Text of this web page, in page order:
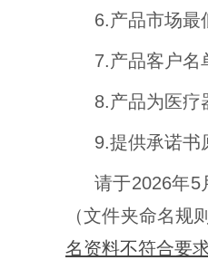
6.产品市场最
7.产品客户名
8.产品为医疗
9.提供承诺书
请于2026年5
（文件夹命名规
名资料不符合要